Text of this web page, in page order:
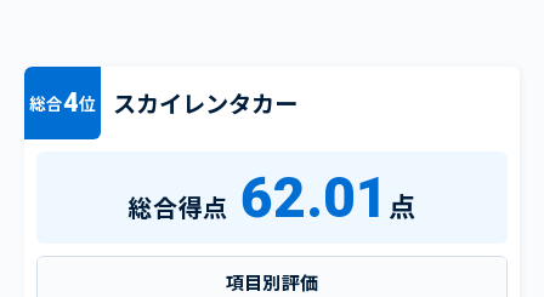
総合4位 スカイレンタカー
総合得点 62.01 点
項目別評価